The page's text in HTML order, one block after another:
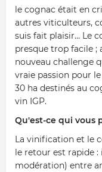
le cognac était en
autres viticulteurs,
suis fait plaisir… Le
presque trop facile ;
nouveau challenge
vraie passion pour
30 ha destinés au
vin IGP.
Qu'est-ce qui vous
La vinification et le
le retour est rapide
modération) entre